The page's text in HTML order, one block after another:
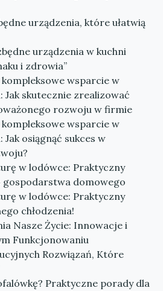
urządzenia, które ułatwią
urządzenia w kuchni
i zdrowia”
wsparcie w
Jak skutecznie zrealizować
rozwoju w firmie
wsparcie w
osiągnąć sukces w
w lodówce: Praktyczny
gospodarstwa domowego
w lodówce: Praktyczny
chłodzenia!
Nasze Życie: Innowacje i
Funkcjonowaniu
Rozwiązań, Które
Praktyczne porady dla